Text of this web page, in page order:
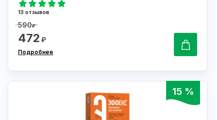
13 отзывов
590₽
472 ₽
Подробнее
15 %